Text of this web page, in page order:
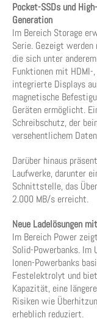
Pocket-SSDs und
Generation
Im Bereich Storage
Serie. Gezeigt
die sich unter
Funktionen mit HDMI-
integrierte Displays
magnetische
Geräten ermöglicht.
Schreibschutz, der
versehentlichem
Darüber hinaus
Laufwerke, darunter
Schnittstelle, das
2.000 MB/s erreicht.
Neue Ladelösungen
Im Bereich Power
Solid-Powerbanks.
Ionen-Powerbanks
Festelektrolyt und
Kapazität, eine
Risiken wie
erheblich reduziert.